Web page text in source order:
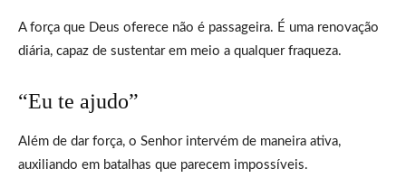
A força que Deus oferece não é passageira. É uma renovação
diária, capaz de sustentar em meio a qualquer fraqueza.
“Eu te ajudo”
Além de dar força, o Senhor intervém de maneira ativa,
auxiliando em batalhas que parecem impossíveis.